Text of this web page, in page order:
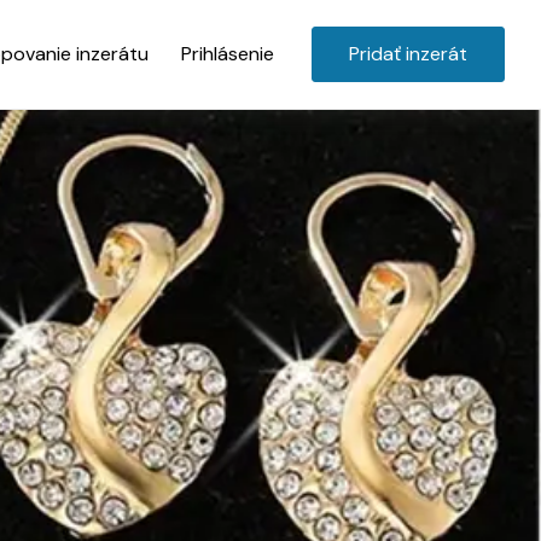
inzerátu Prihlásenie Pridať inzerát